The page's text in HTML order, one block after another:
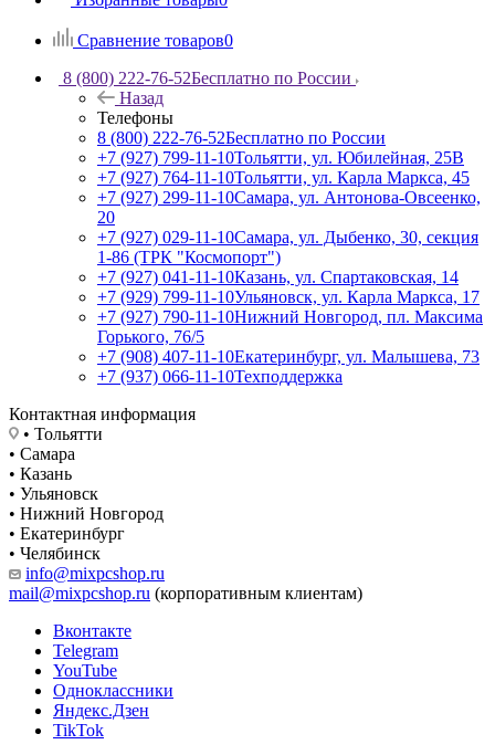
Сравнение товаров0
8 (800) 222-76-52Бесплатно по России
Назад
Телефоны
8 (800) 222-76-52Бесплатно по России
+7 (927) 799-11-10Тольятти, ул. Юбилейная, 25В
+7 (927) 764-11-10Тольятти, ул. Карла Маркса, 45
+7 (927) 299-11-10Самара, ул. Антонова-Овсеенко,
20
+7 (927) 029-11-10Самара, ул. Дыбенко, 30, секция
1-86 (ТРК "Космопорт")
+7 (927) 041-11-10Казань, ул. Спартаковская, 14
+7 (929) 799-11-10Ульяновск, ул. Карла Маркса, 17
+7 (927) 790-11-10Нижний Новгород, пл. Максима
Горького, 76/5
+7 (908) 407-11-10Екатеринбург, ул. Малышева, 73
+7 (937) 066-11-10Техподдержка
Контактная информация
• Тольятти
• Самара
• Казань
• Ульяновск
• Нижний Новгород
• Екатеринбург
• Челябинск
info@mixpcshop.ru
mail@mixpcshop.ru (корпоративным клиентам)
Вконтакте
Telegram
YouTube
Одноклассники
Яндекс.Дзен
TikTok